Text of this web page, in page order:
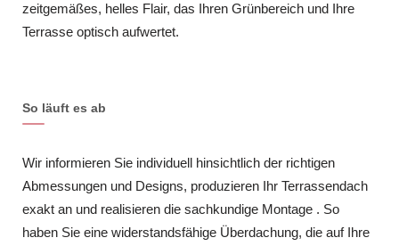
zeitgemäßes, helles Flair, das Ihren Grünbereich und Ihre
Terrasse optisch aufwertet.
So läuft es ab
Wir informieren Sie individuell hinsichtlich der richtigen
Abmessungen und Designs, produzieren Ihr Terrassendach
exakt an und realisieren die sachkundige Montage . So
haben Sie eine widerstandsfähige Überdachung, die auf Ihre